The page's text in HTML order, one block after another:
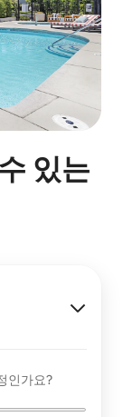
있는
인가요?